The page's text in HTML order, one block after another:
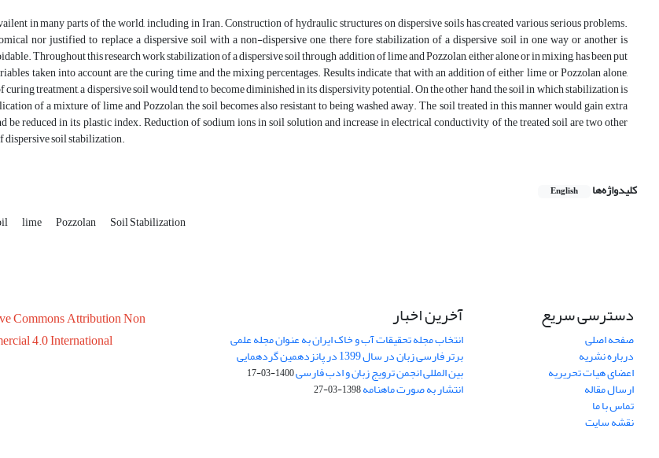
in many parts of the world, including in Iran. Construction of hydraulic structures on dispersive soils has created various serious problems.
nor justified to replace a dispersive soil with a non-dispersive one, there fore stabilization of a dispersive soil in one way or another is
Throughout this research work stabilization of a dispersive soil through addition of lime and Pozzolan, either alone or in mixing, has been put
taken into account are the curing time and the mixing percentages. Results indicate that with an addition of either lime or Pozzolan alone,
treatment, a dispersive soil would tend to become diminished in its dispersivity potential. On the other hand, the soil in which stabilization is
of a mixture of lime and Pozzolan, the soil becomes also resistant to being washed away. The soil treated in this manner would gain extra
be reduced in its plastic index. Reduction of sodium ions in soil solution and increase in electrical conductivity of the treated soil are two other
dispersive soil stabilization.
کلیدواژه‌ها English
lime Pozzolan Soil Stabilization
دسترسی سریع
صفحه اصلی
درباره نشریه
اعضای هیات تحریریه
ارسال مقاله
تماس با ما
نقشه سایت
آخرین اخبار
انتخاب مجله تحقیقات آب و خاک ایران به عنوان مجله علمی
برتر فارسی زبان در سال 1399 در پانزدهمین گردهمایی
بین المللی انجمن ترویج زبان و ادب فارسی1400-03-17
انتشار به صورت ماهنامه1398-03-27
Commons Attribution Non
4.0 International